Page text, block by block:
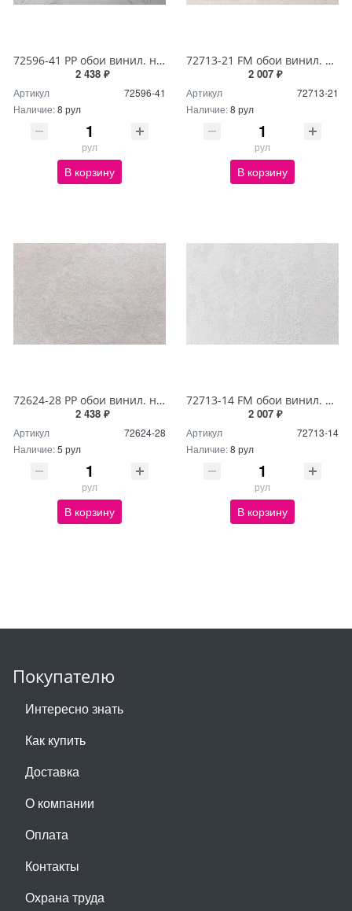
72596-41 PP обои винил. на флиз. основе 1,06*10м Мелодия
2 438 ₽
Артикул
72596-41
Наличие:8 рул
рул
В корзину
72713-21 FM обои винил. на флиз. основе 1,06*10м Брависсимо
2 007 ₽
Артикул
72713-21
Наличие:8 рул
рул
В корзину
72624-28 PP обои винил. на флиз. основе 1,06*10м Абу Даби
2 438 ₽
Артикул
72624-28
Наличие:5 рул
рул
В корзину
72713-14 FM обои винил. на флиз. основе 1,06*10м Брависсимо
2 007 ₽
Артикул
72713-14
Наличие:8 рул
рул
В корзину
Покупателю
Интересно знать
Как купить
Доставка
О компании
Оплата
Контакты
Охрана труда